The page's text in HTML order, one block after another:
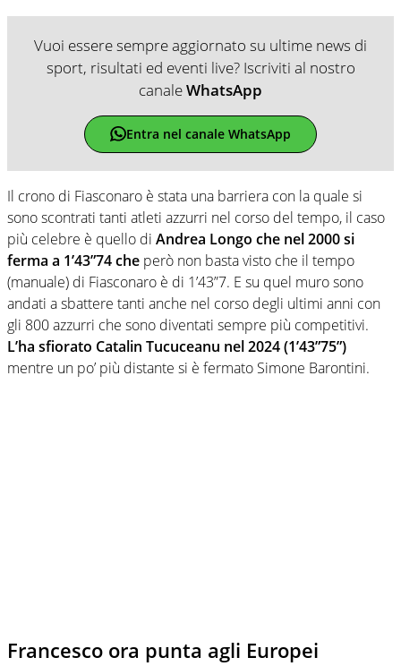
Vuoi essere sempre aggiornato su ultime news di
sport, risultati ed eventi live? Iscriviti al nostro
canaleWhatsApp
Entra nel canale WhatsApp
Il crono di Fiasconaro è stata una barriera con la quale si
sono scontrati tanti atleti azzurri nel corso del tempo, il caso
più celebre è quello di Andrea Longo che nel 2000 si
ferma a 1’43”74 che però non basta visto che il tempo
(manuale) di Fiasconaro è di 1’43”7. E su quel muro sono
andati a sbattere tanti anche nel corso degli ultimi anni con
gli 800 azzurri che sono diventati sempre più competitivi.
L’ha sfiorato Catalin Tucuceanu nel 2024 (1’43”75”)
mentre un po’ più distante si è fermato Simone Barontini.
Francesco ora punta agli Europei